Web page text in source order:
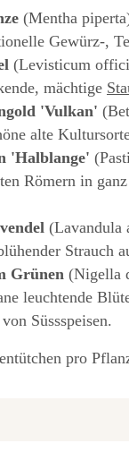
(Mentha
Gewürz-,
(Levisticum
mächtige
'Vulkan'
alte
'Halblange'
Römern in
(Lavandula
Strauch
Grünen (Nigella
leuchtende
Süssspeisen.
pro